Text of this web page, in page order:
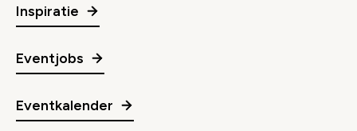
Inspiratie
Eventjobs
Eventkalender